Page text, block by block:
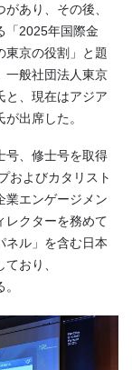
あり、その後、
「2025年国際金
東京の役割」と題
一般社団法人東京
と、現在はアジア
出席した。
号、修士号を取得
およびカタリスト
業エンゲージメン
レクターを務めて
ネル」を含む日本
おり、